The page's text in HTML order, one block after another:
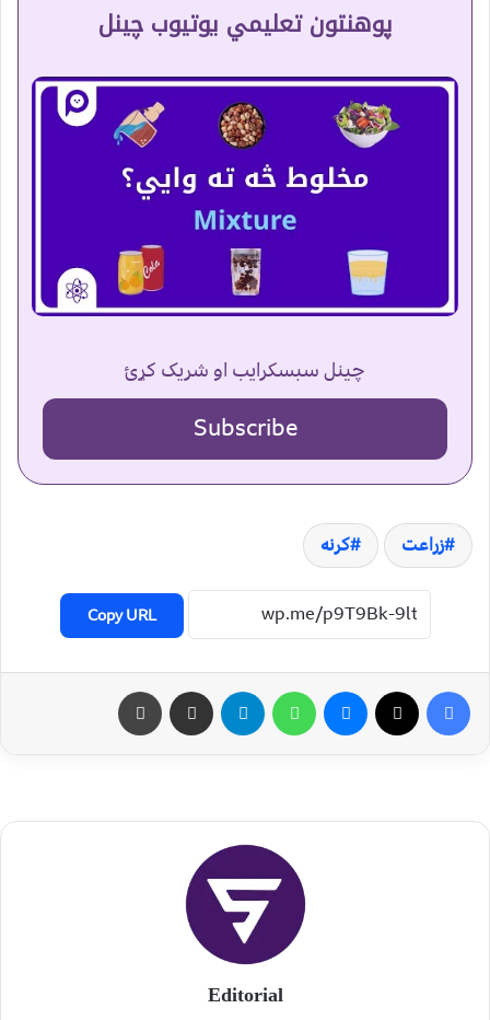
پوهنتون تعلیمي یوتیوب چینل
چینل سبسکرایب او شریک کړئ
Subscribe
زراعت کرنه
Copy URL
Editorial